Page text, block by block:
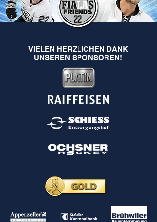
VIELEN HERZLICHEN DANK
UNSEREN SPONSOREN!